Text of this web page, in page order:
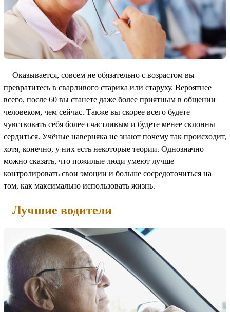
Оказывается, совсем не обязательно с возрастом вы
превратитесь в сварливого старика или старуху. Вероятнее
всего, после 60 вы станете даже более приятным в общении
человеком, чем сейчас. Также вы скорее всего будете
чувствовать себя более счастливым и будете менее склонны
сердиться. Учёные наверняка не знают почему так происходит,
хотя, конечно, у них есть некоторые теории. Однозначно
можно сказать, что пожилые люди умеют лучше
контролировать свои эмоции и больше сосредоточиться на
том, как максимально использовать жизнь.
Лучшие водители